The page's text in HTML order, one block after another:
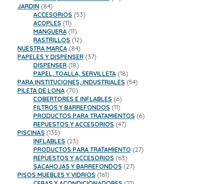
JARDIN 8484
productos
ACCESORIOS 5353
ACOPLES 1111
productos
MANGUERA 1111
productos
RASTRILLOS 1212
productos
NUESTRA MARCA 8484
productos
PAPELES Y DISPENSER 3737
DISPENSER 1818
productos
PAPEL, TOALLA, SERVILLETA 1818
productos
PARA INSTITUCIONES, INDUSTRIALES 5454
PILETA DE LONA 7070
productos
COBERTORES E INFLABLES 66
productos
FILTROS Y BARREFONDOS 1111
productos
PRODUCTOS PARA TRATAMIENTOS 66
REPUESTOS Y ACCESORIOS 4747
PISCINAS 135135
productos
INFLABLES 2323
productos
PRODUCTOS PARA TRATAMIENTO 2727
REPUESTOS Y ACCESORIOS 6363
productos
SACAHOJAS Y BARREFONDOS 2727
PISOS MUEBLES Y VIDRIOS 161161